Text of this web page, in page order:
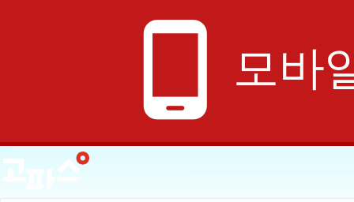
phone_android 모바